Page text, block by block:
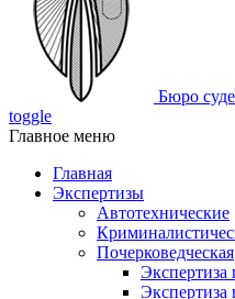
Бюро
toggle
Главное меню
Главная
Экспертизы
Автотехнические
Почерковедческая
Экспертиза
Экспертиза